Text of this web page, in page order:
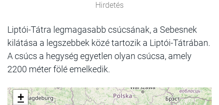
Hirdetés
Liptói-Tátra legmagasabb csúcsának, a Sebesnek
kilátása a legszebbek közé tartozik a Liptói-Tátrában.
A csúcs a hegység egyetlen olyan csúcsa, amely
2200 méter fölé emelkedik.
+